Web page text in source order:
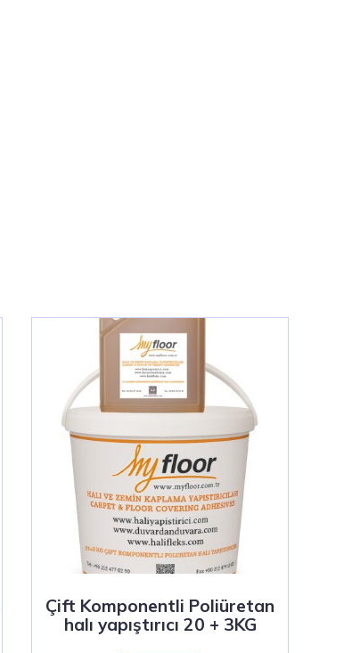
Çift Komponentli Poliüretan
halı yapıştırıcı 20 + 3KG